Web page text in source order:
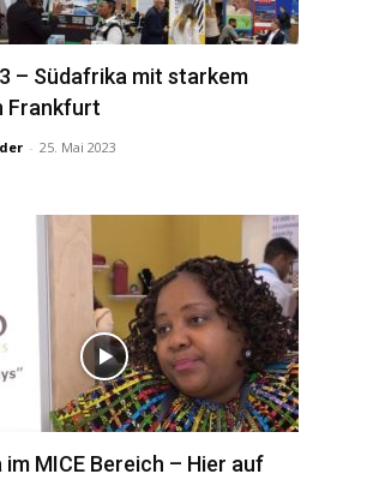
– Südafrika mit starkem
Frankfurt
- 25. Mai 2023
MICE Bereich – Hier auf